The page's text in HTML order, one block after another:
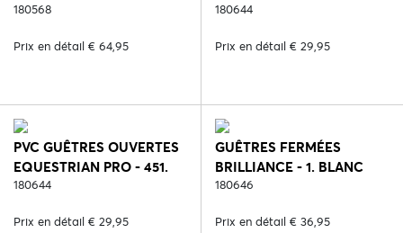
180568
Prix en détail € 64,95
BLUE REEF
180644
Prix en détail € 29,95
PVC GUÊTRES OUVERTES
EQUESTRIAN PRO - 451.
LILAC CORAL
180644
Prix en détail € 29,95
GUÊTRES FERMÉES
BRILLIANCE - 1. BLANC
180646
Prix en détail € 36,95